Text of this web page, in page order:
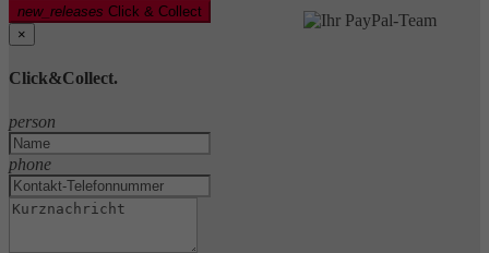
new_releases Click & Collect
×
Click&Collect.
person
phone